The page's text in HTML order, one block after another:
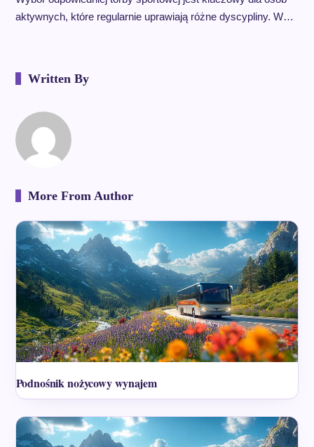
aktywnych, które regularnie uprawiają różne dyscypliny. W…
Written By
More From Author
Podnośnik nożycowy wynajem